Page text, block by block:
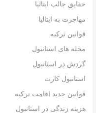
حقایق جالب ایتالیا
مهاجرت به ایتالیا
قوانین ترکیه
محله های استانبول
گردش در استانبول
استانبول کارت
قوانین جدید اقامت ترکیه
هزینه زندگی در استانبول